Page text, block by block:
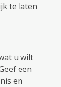
te laten
u wilt
een
en